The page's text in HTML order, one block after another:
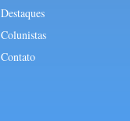
Destaques
Colunistas
Contato